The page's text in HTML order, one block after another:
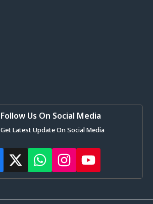
Follow Us On Social Media
Get Latest Update On Social Media